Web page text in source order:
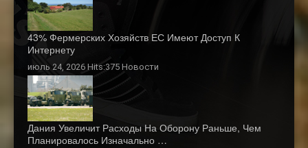
43% Фермерских Хозяйств ЕС Имеют Доступ К
Интернету
июль 24, 2026 Hits:375 Новости
Дания Увеличит Расходы На Оборону Раньше, Чем
Планировалось Изначально …